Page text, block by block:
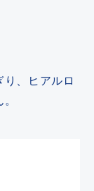
、ヒアルロ